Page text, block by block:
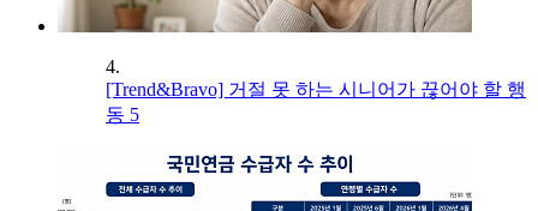
4.
[Trend&Bravo] 거절 못 하는 시니어가 끊어야 할 행
동 5